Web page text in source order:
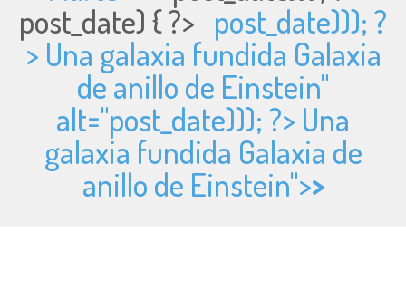
post_date) { ?> post_date))); ?
> Una galaxia fundida Galaxia
de anillo de Einstein"
alt="post_date))); ?> Una
galaxia fundida Galaxia de
anillo de Einstein">>